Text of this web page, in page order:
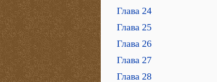
Глава 24
Глава 25
Глава 26
Глава 27
Глава 28